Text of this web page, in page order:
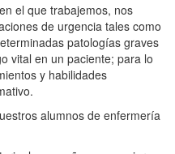
el que trabajemos, nos
de urgencia tales como
patologías graves
vital en un paciente; para lo
y habilidades
alumnos de enfermería